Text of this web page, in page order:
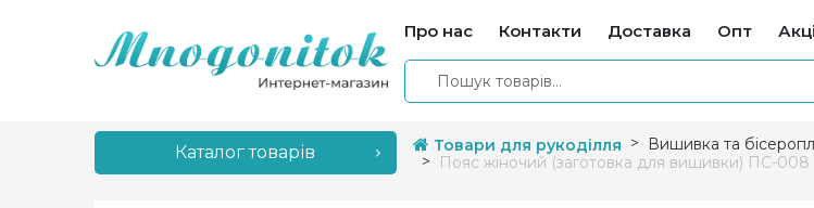
Про нас Контакти Доставка Опт
Каталог товарів Товари для рукоділля Вишивка та
Пояс жіночий (заготовка для вишивки) ПС-008